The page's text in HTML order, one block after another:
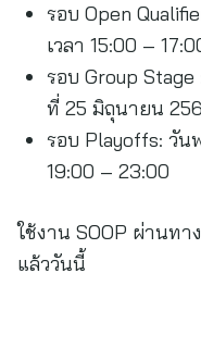
รอบ Open
เวลา 15:00 –
รอบ Group
ที่ 25 มิถุนายน
รอบ Playoffs: วัน
19:00 – 23:00
ใช้งาน SOOP ผ่านทา
แล้ววันนี้